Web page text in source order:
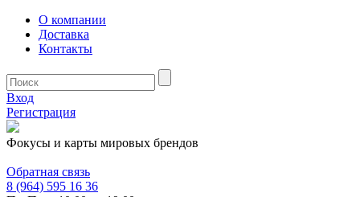
О компании
Доставка
Контакты
Вход
Регистрация
Фокусы и карты мировых брендов
Обратная связь
8 (964) 595 16 36